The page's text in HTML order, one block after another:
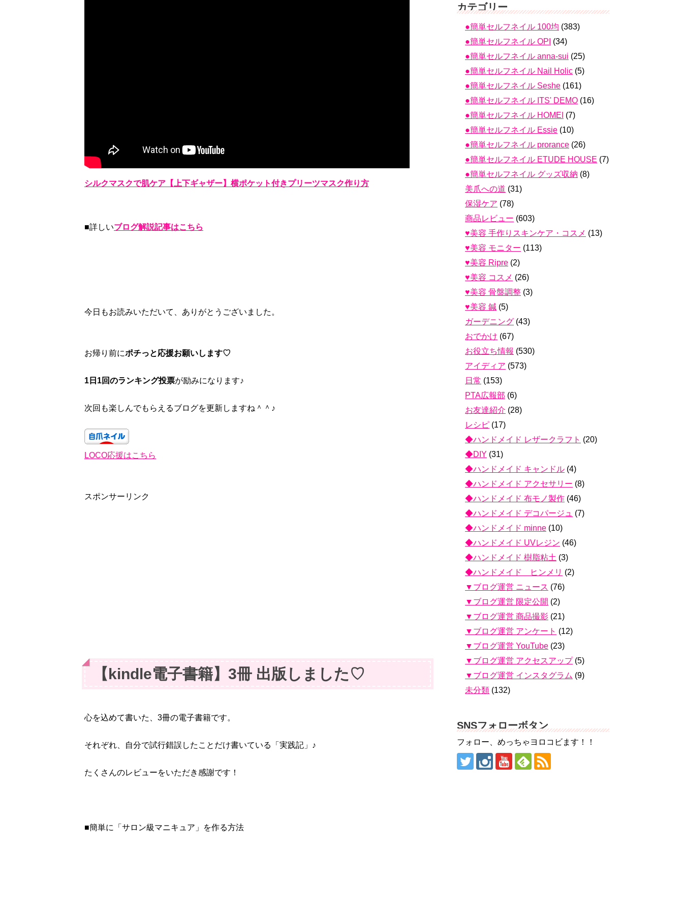
シルクマスクで肌ケア【上下ギャザー】横ポケット付きプリーツマスク作り方
■詳しいブログ解説記事はこちら
今日もお読みいただいて、ありがとうございました。
お帰り前にポチっと応援お願いします♡
1日1回のランキング投票が励みになります♪
次回も楽しんでもらえるブログを更新しますね＾＾♪
LOCO応援はこちら
スポンサーリンク
【kindle電子書籍】3冊 出版しました♡
心を込めて書いた、3冊の電子書籍です。
それぞれ、自分で試行錯誤したことだけ書いている「実践記」♪
たくさんのレビューをいただき感謝です！
■簡単に「サロン級マニキュア」を作る方法
カテゴリー
●簡単セルフネイル 100均 (383)
●簡単セルフネイル OPI (34)
●簡単セルフネイル anna-sui (25)
●簡単セルフネイル Nail Holic (5)
●簡単セルフネイル Seshe (161)
●簡単セルフネイル ITS' DEMO (16)
●簡単セルフネイル HOMEI (7)
●簡単セルフネイル Essie (10)
●簡単セルフネイル prorance (26)
●簡単セルフネイル ETUDE HOUSE (7)
●簡単セルフネイル グッズ収納 (8)
美爪への道 (31)
保湿ケア (78)
商品レビュー (603)
♥美容 手作りスキンケア・コスメ (13)
♥美容 モニター (113)
♥美容 Ripre (2)
♥美容 コスメ (26)
♥美容 骨盤調整 (3)
♥美容 鍼 (5)
ガーデニング (43)
おでかけ (67)
お役立ち情報 (530)
アイディア (573)
日常 (153)
PTA広報部 (6)
お友達紹介 (28)
レシピ (17)
◆ハンドメイド レザークラフト (20)
◆DIY (31)
◆ハンドメイド キャンドル (4)
◆ハンドメイド アクセサリー (8)
◆ハンドメイド 布モノ製作 (46)
◆ハンドメイド デコパージュ (7)
◆ハンドメイド minne (10)
◆ハンドメイド UVレジン (46)
◆ハンドメイド 樹脂粘土 (3)
◆ハンドメイド ヒンメリ (2)
▼ブログ運営 ニュース (76)
▼ブログ運営 限定公開 (2)
▼ブログ運営 商品撮影 (21)
▼ブログ運営 アンケート (12)
▼ブログ運営 YouTube (23)
▼ブログ運営 アクセスアップ(5)
▼ブログ運営 インスタグラム (9)
未分類 (132)
SNSフォローボタン
フォロー、めっちゃヨロコビます！！